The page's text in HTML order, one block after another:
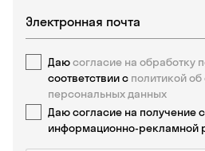
Даюсогласие на обработку
соответствии с политикой
персональных данных
Даю согласие на получение
информационно-рекламной